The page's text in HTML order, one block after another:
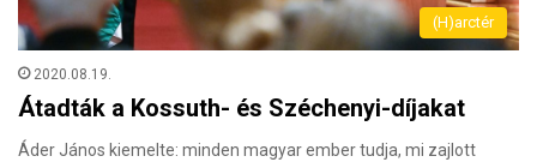
(H)arctér
2020.08.19.
Átadták a Kossuth- és Széchenyi-díjakat
Áder János kiemelte: minden magyar ember tudja, mi zajlott